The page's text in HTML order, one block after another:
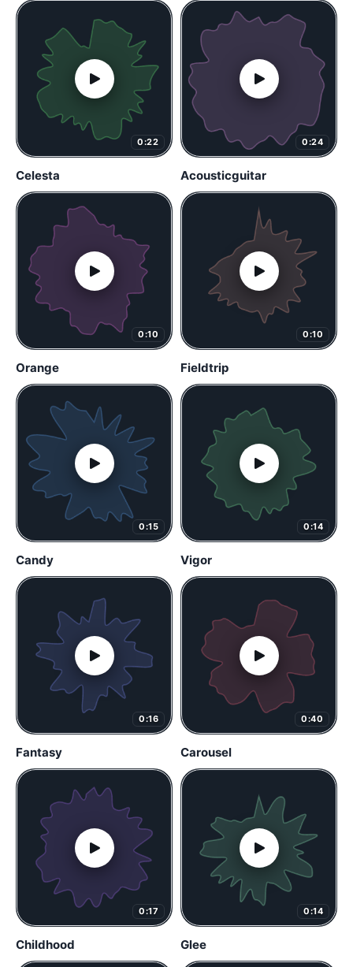
0:22
Celesta
0:24
Acousticguitar
0:10
Orange
0:10
Fieldtrip
0:15
Candy
0:14
Vigor
0:16
Fantasy
0:40
Carousel
0:17
Childhood
0:14
Glee